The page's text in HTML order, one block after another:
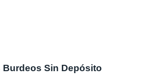
Burdeos Sin Depósito